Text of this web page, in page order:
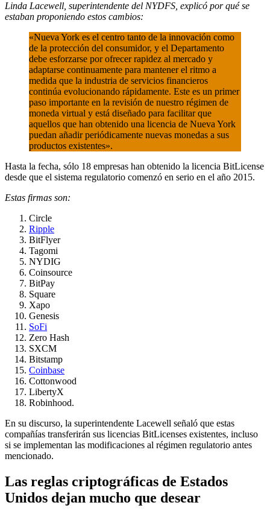
Linda Lacewell, superintendente del NYDFS, explicó por qué se
estaban proponiendo estos cambios:
«Nueva York es el centro tanto de la innovación como
de la protección del consumidor, y el Departamento
debe esforzarse por ofrecer rapidez al mercado y
adaptarse continuamente para mantener el ritmo a
medida que la industria de servicios financieros
continúa evolucionando rápidamente. Este es un primer
paso importante en la revisión de nuestro régimen de
moneda virtual y está diseñado para facilitar que
aquellos que han obtenido una licencia de Nueva York
puedan añadir periódicamente nuevas monedas a sus
productos existentes».
Hasta la fecha, sólo 18 empresas han obtenido la licencia BitLicense
desde que el sistema regulatorio comenzó en serio en el año 2015.
Estas firmas son:
Circle
Ripple
BitFlyer
Tagomi
NYDIG
Coinsource
BitPay
Square
Xapo
Genesis
SoFi
Zero Hash
SXCM
Bitstamp
Coinbase
Cottonwood
LibertyX
Robinhood.
En su discurso, la superintendente Lacewell señaló que estas
compañías transferirán sus licencias BitLicenses existentes, incluso
si se implementan las modificaciones al régimen regulatorio antes
mencionado.
Las reglas criptográficas de Estados
Unidos dejan mucho que desear